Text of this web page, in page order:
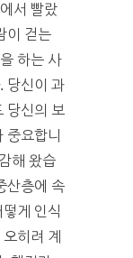
서 빨랐
이 걷는
하는 사
당신이 과
당신의 보
중요합니
해 왔습
산층에 속
게 인식
히려 계